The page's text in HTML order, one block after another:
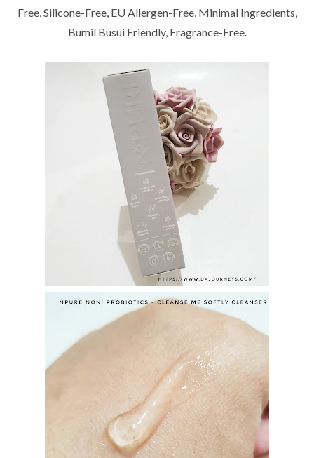
Free, Silicone-Free, EU Allergen-Free, Minimal Ingredients,
Bumil Busui Friendly, Fragrance-Free.